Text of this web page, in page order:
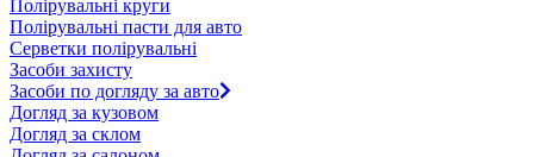
Полірувальні круги
Полірувальні пасти для авто
Серветки полірувальні
Засоби захисту
Засоби по догляду за авто
Догляд за кузовом
Догляд за склом